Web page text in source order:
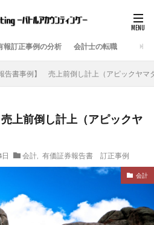
報訂正事例の分析 会計士の転職
報告書事例】 売上前倒し計上（アピックヤマ
上前倒し計上（アピックヤ
会計, 有価証券報告書 訂正事例
会計